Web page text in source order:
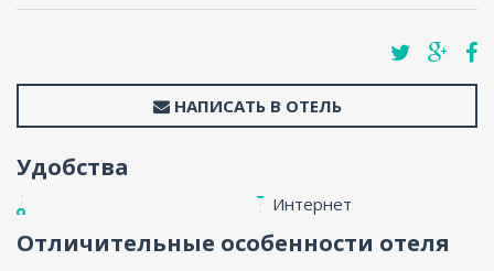
БЛОГ
КАРТА
НАПИСАТЬ В ОТЕЛЬ
Удобства
Интернет
Отличительные особенности отеля